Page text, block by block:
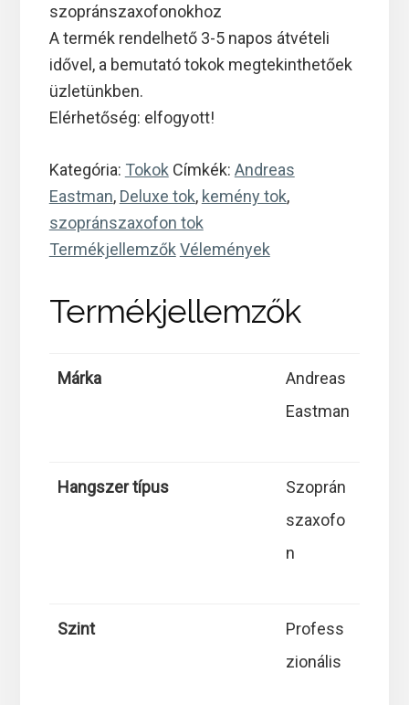
szopránszaxofonokhoz
A termék rendelhető 3-5 napos átvételi
idővel, a bemutató tokok megtekinthetőek
üzletünkben.
Elérhetőség: elfogyott!
Kategória: Tokok Címkék: Andreas
Eastman, Deluxe tok, kemény tok,
szopránszaxofon tok
Termékjellemzők Vélemények
Termékjellemzők
Márka
Andreas
Eastman
Hangszer típus
Szoprán
szaxofo
n
Szint
Profess
zionális